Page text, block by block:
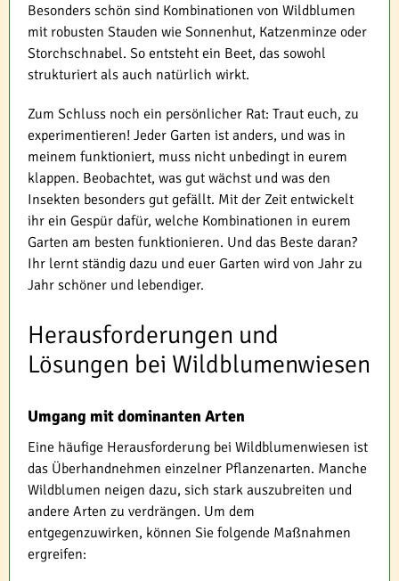
Besonders schön sind Kombinationen von Wildblumen
mit robusten Stauden wie Sonnenhut, Katzenminze oder
Storchschnabel. So entsteht ein Beet, das sowohl
strukturiert als auch natürlich wirkt.
Zum Schluss noch ein persönlicher Rat: Traut euch, zu
experimentieren! Jeder Garten ist anders, und was in
meinem funktioniert, muss nicht unbedingt in eurem
klappen. Beobachtet, was gut wächst und was den
Insekten besonders gut gefällt. Mit der Zeit entwickelt
ihr ein Gespür dafür, welche Kombinationen in eurem
Garten am besten funktionieren. Und das Beste daran?
Ihr lernt ständig dazu und euer Garten wird von Jahr zu
Jahr schöner und lebendiger.
Herausforderungen und
Lösungen bei Wildblumenwiesen
Umgang mit dominanten Arten
Eine häufige Herausforderung bei Wildblumenwiesen ist
das Überhandnehmen einzelner Pflanzenarten. Manche
Wildblumen neigen dazu, sich stark auszubreiten und
andere Arten zu verdrängen. Um dem
entgegenzuwirken, können Sie folgende Maßnahmen
ergreifen: